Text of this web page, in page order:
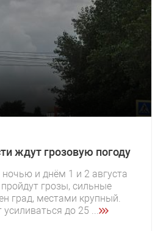
ждут грозовую погоду
и днём 1 и 2 августа
грозы, сильные
град, местами крупный.
до 25 ...